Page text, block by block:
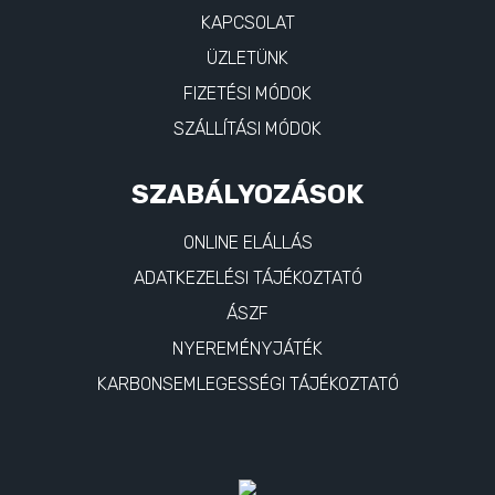
KAPCSOLAT
ÜZLETÜNK
FIZETÉSI MÓDOK
SZÁLLÍTÁSI MÓDOK
SZABÁLYOZÁSOK
ONLINE ELÁLLÁS
ADATKEZELÉSI TÁJÉKOZTATÓ
ÁSZF
NYEREMÉNYJÁTÉK
KARBONSEMLEGESSÉGI TÁJÉKOZTATÓ